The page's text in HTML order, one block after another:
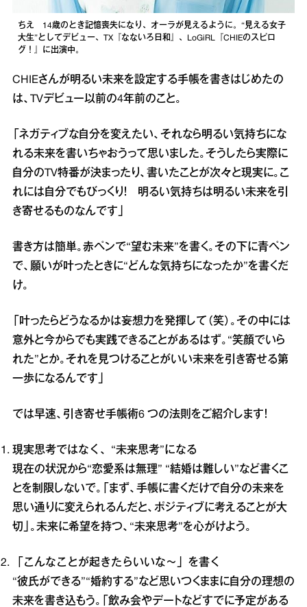
ちえ 14歳のとき記憶喪失になり、オーラが見えるように。“見える女子
大生”としてデビュー、TX『なないろ日和』、LoGiRL『CHIEのスピロ
グ！』に出演中。
CHIEさんが明るい未来を設定する手帳を書きはじめたの
は、TVデビュー以前の4年前のこと。
「ネガティブな自分を変えたい、それなら明るい気持ちにな
れる未来を書いちゃおうって思いました。そうしたら実際に
自分のTV特番が決まったり、書いたことが次々と現実に。こ
れには自分でもびっくり！ 明るい気持ちは明るい未来を引
き寄せるものなんです」
書き方は簡単。赤ペンで“望む未来”を書く。その下に青ペン
で、願いが叶ったときに“どんな気持ちになったか”を書くだ
け。
「叶ったらどうなるかは妄想力を発揮して（笑）。その中には
意外と今からでも実践できることがあるはず。“笑顔でいら
れた”とか。それを見つけることがいい未来を引き寄せる第
一歩になるんです」
では早速、引き寄せ手帳術6 つの法則をご紹介します！
現実思考ではなく、“未来思考”になる
現在の状況から“恋愛系は無理” “結婚は難しい”など書くこ
とを制限しないで。「まず、手帳に書くだけで自分の未来を
思い通りに変えられるんだと、ポジティブに考えることが大
切」。未来に希望を持つ、“未来思考”を心がけよう。
「こんなことが起きたらいいな～」を書く
“彼氏ができる”“婚約する”など思いつくままに自分の理想の
未来を書き込もう。「飲み会やデートなどすでに予定がある